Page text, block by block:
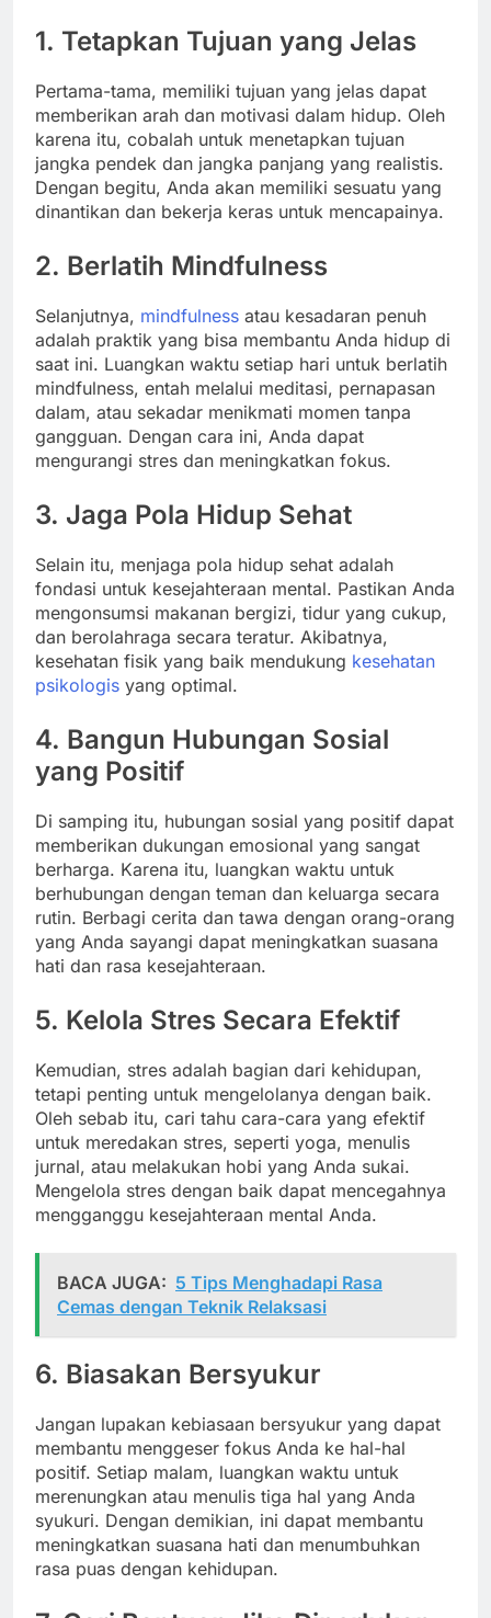
1. Tetapkan Tujuan yang Jelas
Pertama-tama, memiliki tujuan yang jelas dapat
memberikan arah dan motivasi dalam hidup. Oleh
karena itu, cobalah untuk menetapkan tujuan
jangka pendek dan jangka panjang yang realistis.
Dengan begitu, Anda akan memiliki sesuatu yang
dinantikan dan bekerja keras untuk mencapainya.
2. Berlatih Mindfulness
Selanjutnya, mindfulness atau kesadaran penuh
adalah praktik yang bisa membantu Anda hidup di
saat ini. Luangkan waktu setiap hari untuk berlatih
mindfulness, entah melalui meditasi, pernapasan
dalam, atau sekadar menikmati momen tanpa
gangguan. Dengan cara ini, Anda dapat
mengurangi stres dan meningkatkan fokus.
3. Jaga Pola Hidup Sehat
Selain itu, menjaga pola hidup sehat adalah
fondasi untuk kesejahteraan mental. Pastikan Anda
mengonsumsi makanan bergizi, tidur yang cukup,
dan berolahraga secara teratur. Akibatnya,
kesehatan fisik yang baik mendukung kesehatan
psikologis yang optimal.
4. Bangun Hubungan Sosial
yang Positif
Di samping itu, hubungan sosial yang positif dapat
memberikan dukungan emosional yang sangat
berharga. Karena itu, luangkan waktu untuk
berhubungan dengan teman dan keluarga secara
rutin. Berbagi cerita dan tawa dengan orang-orang
yang Anda sayangi dapat meningkatkan suasana
hati dan rasa kesejahteraan.
5. Kelola Stres Secara Efektif
Kemudian, stres adalah bagian dari kehidupan,
tetapi penting untuk mengelolanya dengan baik.
Oleh sebab itu, cari tahu cara-cara yang efektif
untuk meredakan stres, seperti yoga, menulis
jurnal, atau melakukan hobi yang Anda sukai.
Mengelola stres dengan baik dapat mencegahnya
mengganggu kesejahteraan mental Anda.
BACA JUGA: 5 Tips Menghadapi Rasa
Cemas dengan Teknik Relaksasi
6. Biasakan Bersyukur
Jangan lupakan kebiasaan bersyukur yang dapat
membantu menggeser fokus Anda ke hal-hal
positif. Setiap malam, luangkan waktu untuk
merenungkan atau menulis tiga hal yang Anda
syukuri. Dengan demikian, ini dapat membantu
meningkatkan suasana hati dan menumbuhkan
rasa puas dengan kehidupan.